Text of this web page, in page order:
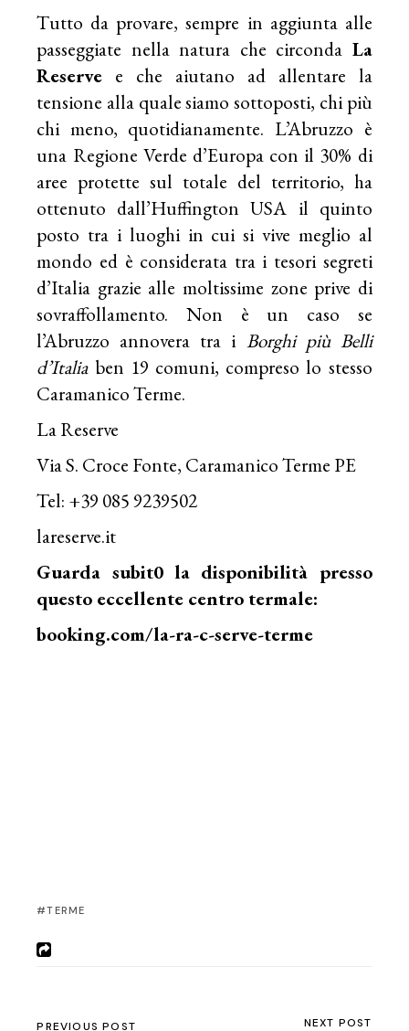
Tutto da provare, sempre in aggiunta alle
passeggiate nella natura che circonda La
Reserve e che aiutano ad allentare la
tensione alla quale siamo sottoposti, chi più
chi meno, quotidianamente. L’Abruzzo è
una Regione Verde d’Europa con il 30% di
aree protette sul totale del territorio, ha
ottenuto dall’Huffington USA il quinto
posto tra i luoghi in cui si vive meglio al
mondo ed è considerata tra i tesori segreti
d’Italia grazie alle moltissime zone prive di
sovraffollamento. Non è un caso se
l’Abruzzo annovera tra i Borghi più Belli
d’Italiaben 19 comuni, compreso lo stesso
Caramanico Terme.
La Reserve
Via S. Croce Fonte, Caramanico Terme PE
Tel: +39 085 9239502
lareserve.it
Guarda subit0 la disponibilità presso
questo eccellente centro termale:
booking.com/la-ra-c-serve-terme
TERME
PREVIOUS POST NEXT POST